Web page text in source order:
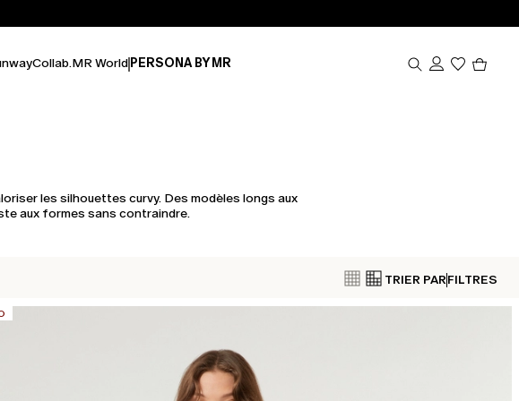
Collab.MR World PERSONA BY MR
les silhouettes curvy. Des modèles longs aux
aux formes sans contraindre.
TRIER PARFILTRES